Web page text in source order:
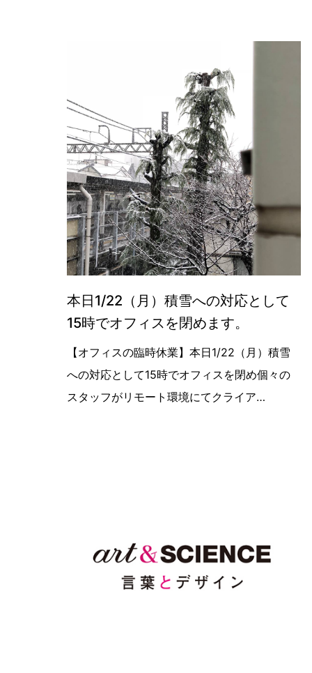
本日1/22（月）積雪への対応として
15時でオフィスを閉めます。
【オフィスの臨時休業】本日1/22（
【オフィスの臨時休業】本日1/22（月）積雪
への対応として15時でオフィスを閉め個々の
スタッフがリモート環境にてクライア…